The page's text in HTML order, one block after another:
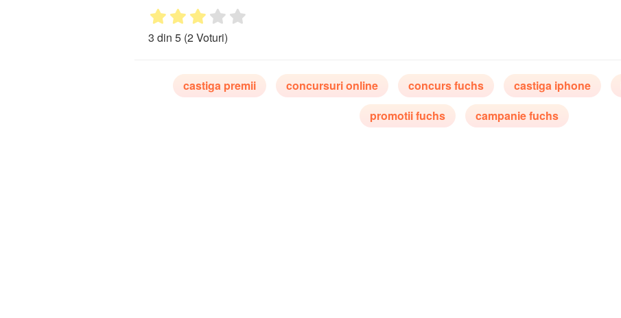
3 din 5 (2 Voturi)
castiga premii concursuri online concurs fuchs castiga iphone
promotii fuchs
campanie fuchs